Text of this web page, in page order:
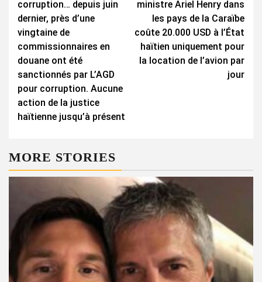
corruption… depuis juin
dernier, près d’une
vingtaine de
commissionnaires en
douane ont été
sanctionnés par L’AGD
pour corruption. Aucune
action de la justice
haïtienne jusqu’à présent
ministre Ariel Henry dans
les pays de la Caraïbe
coûte 20.000 USD à l’État
haïtien uniquement pour
la location de l’avion par
jour
MORE STORIES